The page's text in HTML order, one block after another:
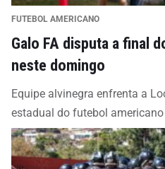
FUTEBOL AMERICANO
Galo FA disputa a final
neste domingo
Equipe alvinegra enfrenta a
estadual do futebol americano